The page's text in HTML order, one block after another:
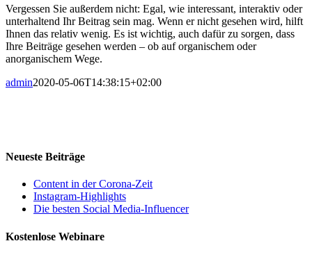
Vergessen Sie außerdem nicht: Egal, wie interessant, interaktiv oder
unterhaltend Ihr Beitrag sein mag. Wenn er nicht gesehen wird, hilft
Ihnen das relativ wenig. Es ist wichtig, auch dafür zu sorgen, dass
Ihre Beiträge gesehen werden – ob auf organischem oder
anorganischem Wege.
admin2020-05-06T14:38:15+02:00
Neueste Beiträge
Content in der Corona-Zeit
Instagram-Highlights
Die besten Social Media-Influencer
Kostenlose Webinare